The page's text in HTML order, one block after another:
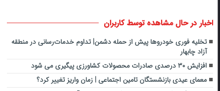
اخبار در حال مشاهده توسط کاربران
تخلیه فوری خودروها پیش از حمله دشمن| تداوم خدمات‌رسانی در منطقه
آزاد چابهار
افزایش ۳۰ درصدی صادرات محصولات کشاورزی پیگیری می شود
معمای عیدی بازنشستگان تامین اجتماعی | زمان واریز تغییر کرد؟